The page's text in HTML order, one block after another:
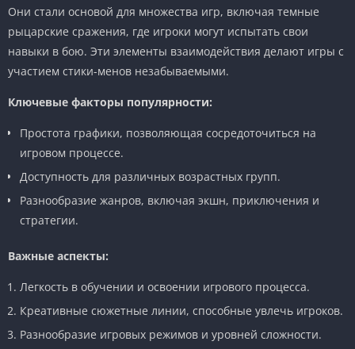
Они стали основой для множества игр, включая темные
рыцарские сражения, где игроки могут испытать свои
навыки в бою. Эти элементы взаимодействия делают игры с
участием стики-менов незабываемыми.
Ключевые факторы популярности:
Простота графики, позволяющая сосредоточиться на
игровом процессе.
Доступность для различных возрастных групп.
Разнообразие жанров, включая экшн, приключения и
стратегии.
Важные аспекты:
Легкость в обучении и освоении игрового процесса.
Креативные сюжетные линии, способные увлечь игроков.
Разнообразие игровых режимов и уровней сложности.